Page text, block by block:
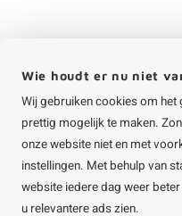
Wie houdt er nu niet
Wij gebruiken cookies om
prettig mogelijk te maken.
onze website niet en met
instellingen. Met behulp van
website iedere dag weer
u relevantere ads zien.